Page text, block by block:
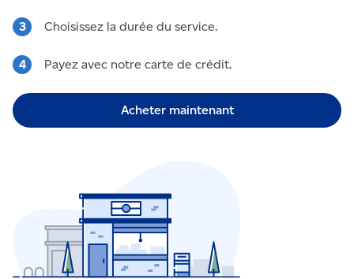
Choisissez la durée du service.
Payez avec notre carte de crédit.
Acheter maintenant